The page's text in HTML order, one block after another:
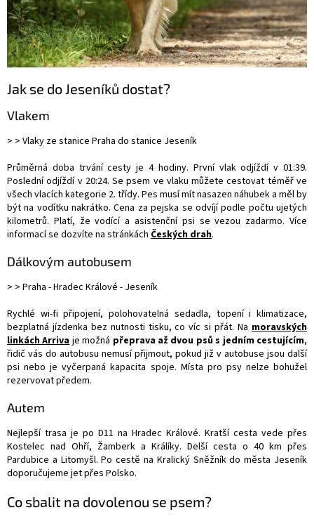
Jak se do Jeseníků dostat?
Vlakem
> > Vlaky ze stanice Praha do stanice Jeseník
Průměrná doba trvání cesty je 4 hodiny. První vlak odjíždí v 01:39.
Poslední odjíždí v 20:24. Se psem ve vlaku můžete cestovat téměř ve
všech vlacích kategorie 2. třídy. Pes musí mít nasazen náhubek a měl by
být na vodítku nakrátko. Cena za pejska se odvíjí podle počtu ujetých
kilometrů. Platí, že vodící a asistenční psi se vezou zadarmo. Více
informací se dozvíte na stránkách Českých drah.
Dálkovým autobusem
> > Praha - Hradec Králové - Jeseník
Rychlé wi-fi připojení, polohovatelná sedadla, topení i klimatizace,
bezplatná jízdenka bez nutnosti tisku, co víc si přát. Na moravských
linkách Arrivaje možná přeprava až dvou psů s jedním cestujícím,
řidič vás do autobusu nemusí přijmout, pokud již v autobuse jsou další
psi nebo je vyčerpaná kapacita spoje. Místa pro psy nelze bohužel
rezervovat předem.
Autem
Nejlepší trasa je po D11 na Hradec Králové. Kratší cesta vede přes
Kostelec nad Ohří, Žamberk a Králíky. Delší cesta o 40 km přes
Pardubice a Litomyšl. Po cestě na Kralický Sněžník do města Jeseník
doporučujeme jet přes Polsko.
Co sbalit na dovolenou se psem?